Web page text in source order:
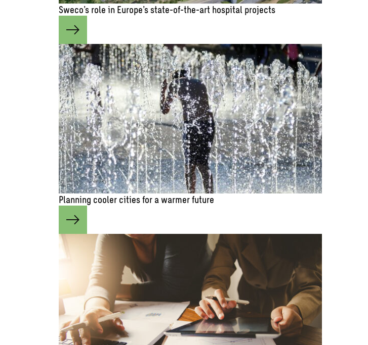
Sweco’s role in Europe’s state-of-the-art hospital projects
Planning cooler cities for a warmer future